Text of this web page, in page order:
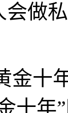
十年
始
言，
不复